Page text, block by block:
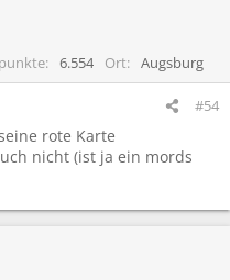
6.554 Ort Augsburg
#54
rote Karte
nicht (ist ja ein mords